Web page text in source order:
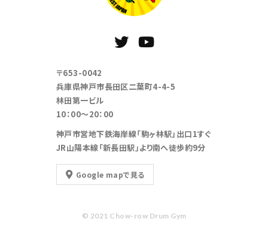
〒653-0042
兵庫県神戸市長田区二葉町4-4-5
林田第一ビル
10：00～20：00
神戸市営地下鉄海岸線「駒ヶ林駅」出口1すぐ
JR山陽本線「新長田駅」より南へ徒歩約9分
Google mapで見る
© 2021 Chow-row Drum Gym